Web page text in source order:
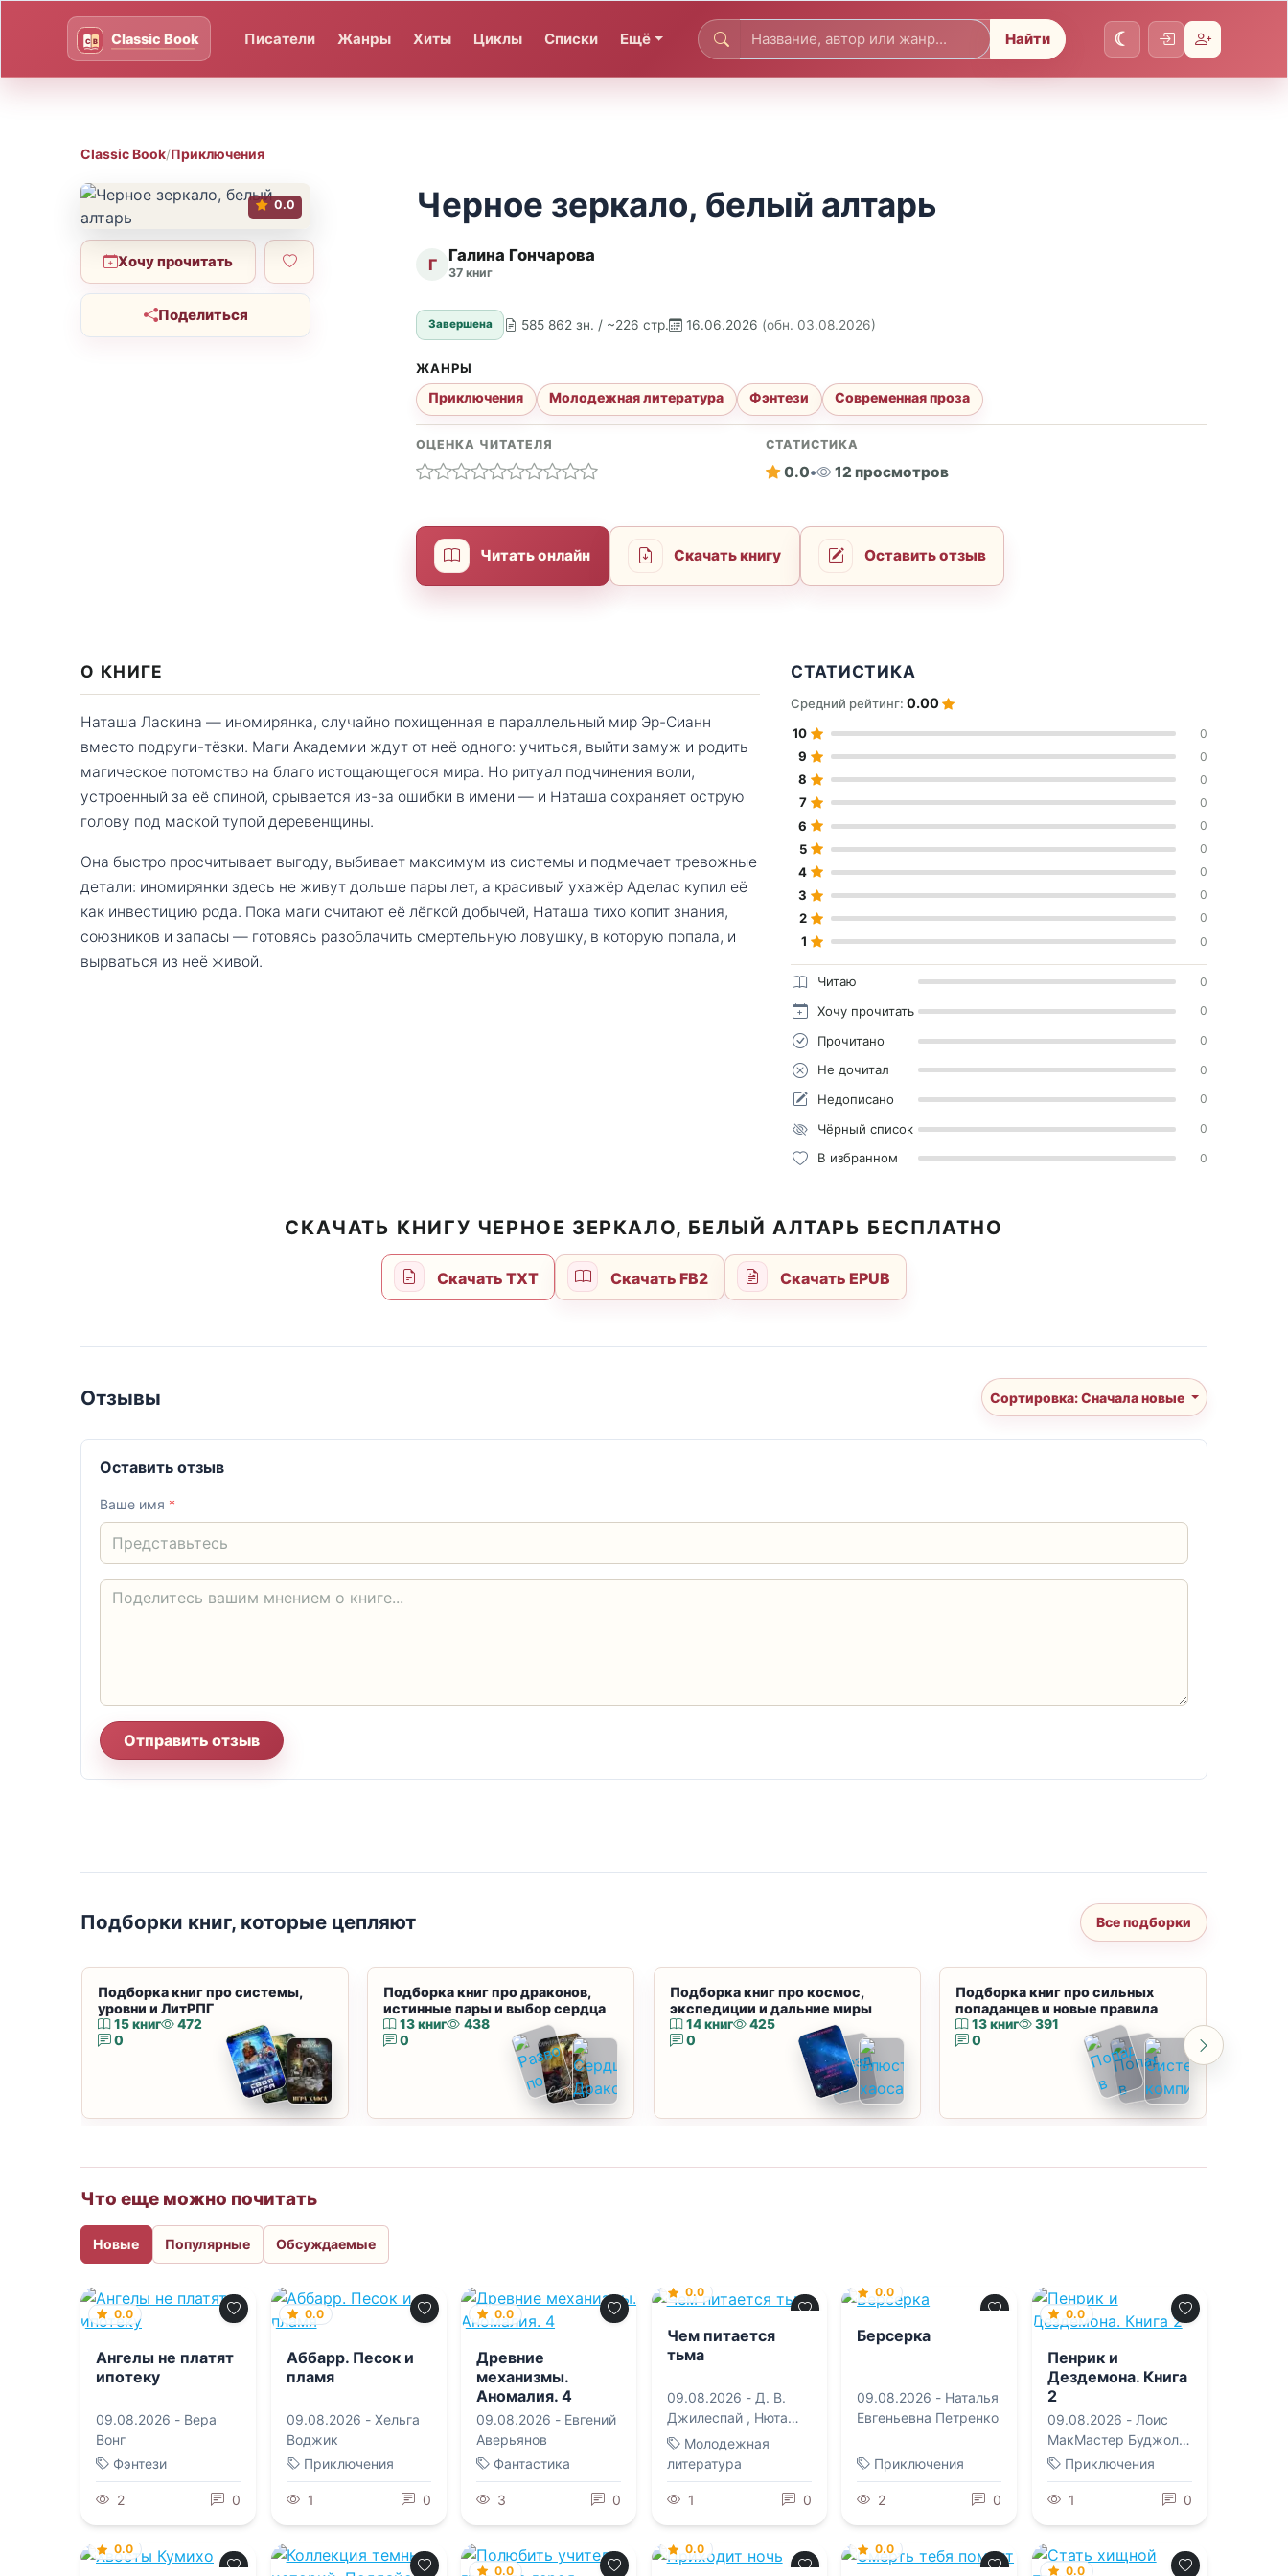
Писатели Жанры Хиты Циклы Списки Ещё Найти
Classic Book/Приключения
0.0
Хочу прочитать
Поделиться
Черное зеркало, белый алтарь
Г Галина Гончарова
37 книг
Завершена 585 862 зн. / ~226 стр. 16.06.2026 (обн. 03.08.2026)
ЖАНРЫ
Приключения Молодежная литература Фэнтези Современная проза
ОЦЕНКА ЧИТАТЕЛЯ СТАТИСТИКА
0.0• 12 просмотров
Читать онлайн Скачать книгу Оставить отзыв
О КНИГЕ
Наташа Ласкина — иномирянка, случайно похищенная в параллельный мир Эр-Сианн
вместо подруги-тёзки. Маги Академии ждут от неё одного: учиться, выйти замуж и родить
магическое потомство на благо истощающегося мира. Но ритуал подчинения воли,
устроенный за её спиной, срывается из-за ошибки в имени — и Наташа сохраняет острую
голову под маской тупой деревенщины.
Она быстро просчитывает выгоду, выбивает максимум из системы и подмечает тревожные
детали: иномирянки здесь не живут дольше пары лет, а красивый ухажёр Аделас купил её
как инвестицию рода. Пока маги считают её лёгкой добычей, Наташа тихо копит знания,
союзников и запасы — готовясь разоблачить смертельную ловушку, в которую попала, и
вырваться из неё живой.
СТАТИСТИКА
Средний рейтинг:0.00
10 0
9 0
8 0
7 0
6 0
5 0
4 0
3 0
2 0
1 0
Читаю 0
Хочу прочитать 0
Прочитано 0
Не дочитал 0
Недописано 0
Чёрный список 0
В избранном 0
СКАЧАТЬ КНИГУ ЧЕРНОЕ ЗЕРКАЛО, БЕЛЫЙ АЛТАРЬ БЕСПЛАТНО
Скачать TXT Скачать FB2 Скачать EPUB
Отзывы Сортировка: Сначала новые
Оставить отзыв
Ваше имя *
Отправить отзыв
Подборки книг, которые цепляют Все подборки
Подборка книг про системы,
уровни и ЛитРПГ
15 книг
472
0
Подборка книг про драконов,
истинные пары и выбор сердца
13 книг
438
0
Подборка книг про космос,
экспедиции и дальние миры
14 книг
425
0
Подборка книг про сильных
попаданцев и новые правила
13 книг
391
0
Что еще можно почитать
Новые Популярные Обсуждаемые
0.0
Ангелы не платят
ипотеку
09.08.2026 - Вера
Вонг
Фэнтези
2 0
0.0
Аббарр. Песок и
пламя
09.08.2026 - Хельга
Воджик
Приключения
1 0
0.0
Древние
механизмы.
Аномалия. 4
09.08.2026 - Евгений
Аверьянов
Фантастика
3 0
0.0
Чем питается
тьма
09.08.2026 - Д. В.
Джилеспай , Нюта
Колесникова
Молодежная
литература
1 0
0.0
Берсерка
09.08.2026 - Наталья
Евгеньевна Петренко
Приключения
2 0
0.0
Пенрик и
Дездемона. Книга
2
09.08.2026 - Лоис
МакМастер Буджолд
,Ксения Сергеевна
Егорова
Приключения
1 0
0.0
0.0
0.0 0.0
0.0